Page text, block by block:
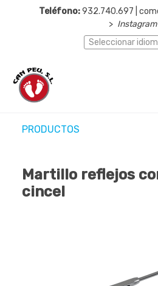
Teléfono:932.740.697 |
> Instagram
Seleccionar
PRODUCTOS
Martillo reflejos
cincel